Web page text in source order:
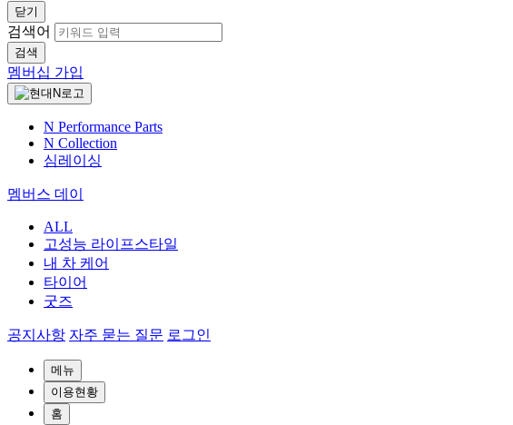
닫기
검색어
검색
멤버십 가입
N Performance Parts
N Collection
심레이싱
멤버스 데이
ALL
고성능 라이프스타일
내 차 케어
타이어
굿즈
공지사항 자주 묻는 질문 로그인
메뉴
이용현황
홈